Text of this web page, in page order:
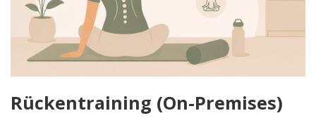
Rückentraining (On-Premises)